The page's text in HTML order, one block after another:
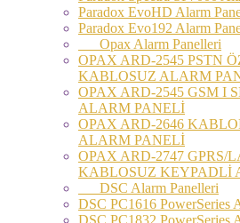
Paradox EvoHD Alarm
Paradox Evo192 Alarm
Opax Alarm Panelleri
OPAX ARD-2545 PSTN
KABLOSUZ ALARM
OPAX ARD-2545 GSM I
ALARM PANELİ
OPAX ARD-2646
ALARM PANELİ
OPAX ARD-2747
KABLOSUZ KEYPADLİ
DSC Alarm Panelleri
DSC PC1616 PowerSeries
DSC PC1832 PowerSeries